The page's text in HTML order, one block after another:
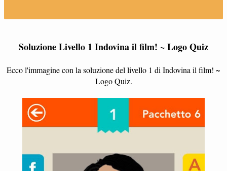
Soluzione Livello 1 Indovina il film! ~ Logo Quiz
Ecco l'immagine con la soluzione del livello 1 di Indovina il film! ~
Logo Quiz.